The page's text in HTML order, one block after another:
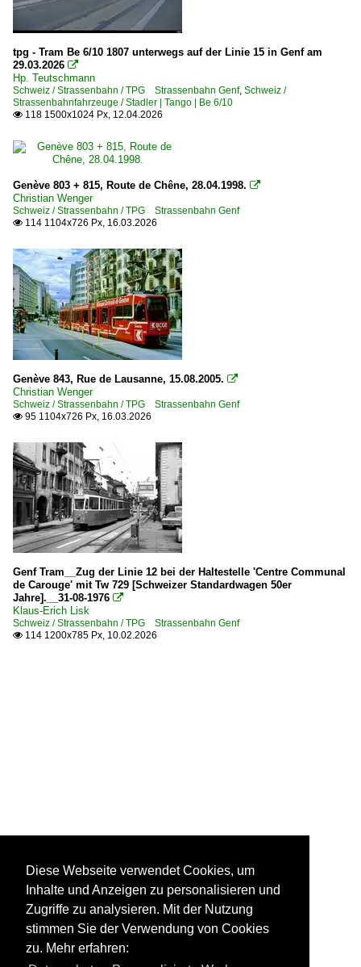
tpg - Tram Be 6/10 1807 unterwegs auf der Linie 15 in Genf am
29.03.2026 
Hp. Teutschmann
Schweiz / Strassenbahn / TPG Strassenbahn Genf, Schweiz /
Strassenbahnfahrzeuge / Stadler | Tango | Be 6/10
 118 1500x1024 Px, 12.04.2026
Genève 803 + 815, Route de Chêne, 28.04.1998. 
Christian Wenger
Schweiz / Strassenbahn / TPG Strassenbahn Genf
 114 1104x726 Px, 16.03.2026
Genève 843, Rue de Lausanne, 15.08.2005. 
Christian Wenger
Schweiz / Strassenbahn / TPG Strassenbahn Genf
 95 1104x726 Px, 16.03.2026
Genf Tram__Zug der Linie 12 bei der Haltestelle 'Centre Communal
de Carouge' mit Tw 729 [Schweizer Standardwagen 50er
Jahre].__31-08-1976 
Klaus-Erich Lisk
Schweiz / Strassenbahn / TPG Strassenbahn Genf
 114 1200x785 Px, 10.02.2026
Diese Webseite verwendet Cookies, um
Inhalte und Anzeigen zu personalisieren und
Zugriffe zu analysieren. Mit der Nutzung
stimmen Sie der Verwendung von Cookies
zu. Mehr erfahren: